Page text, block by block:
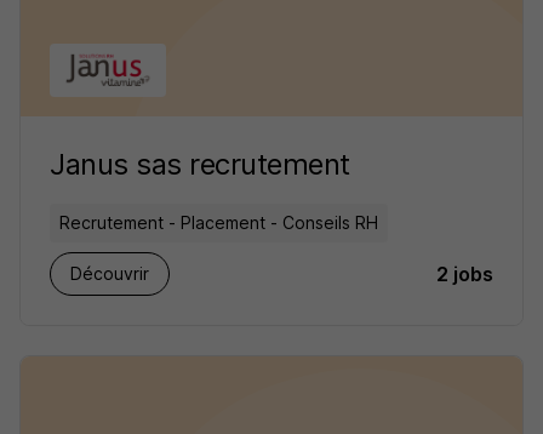
Janus sas recrutement
Recrutement - Placement - Conseils RH
Découvrir 2 jobs